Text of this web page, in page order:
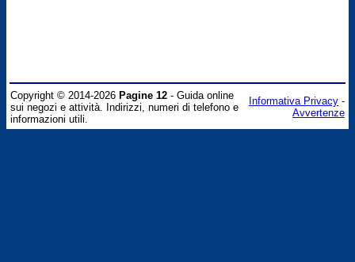
Copyright © 2014-2026 Pagine 12 - Guida online
sui negozi e attività. Indirizzi, numeri di telefono e
informazioni utili.
Informativa Privacy -
Avvertenze